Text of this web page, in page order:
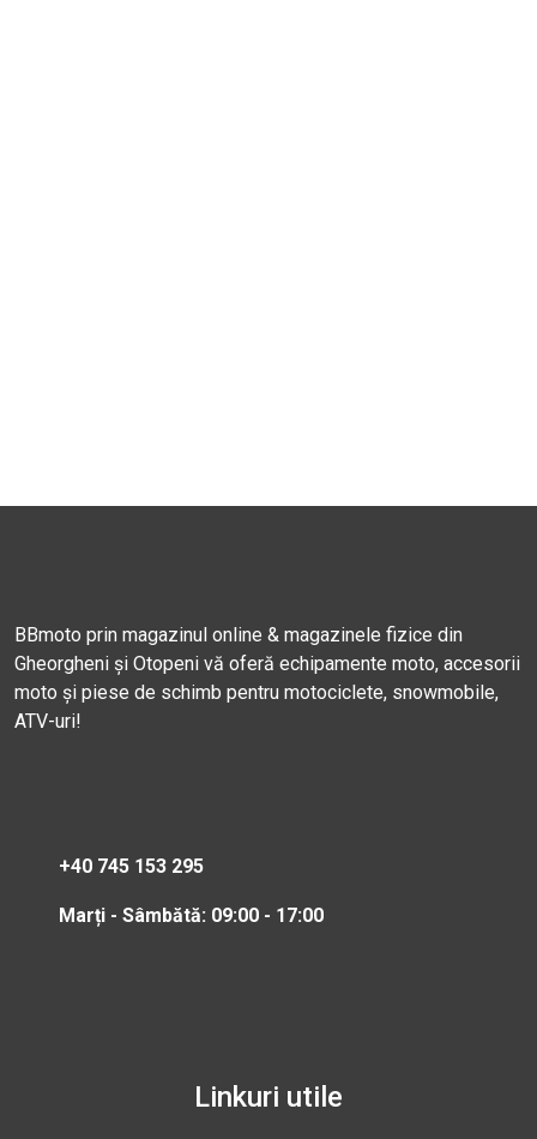
BBmoto prin magazinul online & magazinele fizice din
Gheorgheni și Otopeni vă oferă echipamente moto, accesorii
moto și piese de schimb pentru motociclete, snowmobile,
ATV-uri!
+40 745 153 295
Marți - Sâmbătă: 09:00 - 17:00
Linkuri utile